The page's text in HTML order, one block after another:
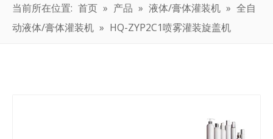
当前所在位置: 首页 » 产品 » 液体/膏体灌装机 » 全自
动液体/膏体灌装机 » HQ-ZYP2C1喷雾灌装旋盖机